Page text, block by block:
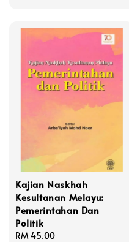
Kajian Naskhah
Kesultanan Melayu:
Pemerintahan Dan
Politik
Regular
RM 45.00